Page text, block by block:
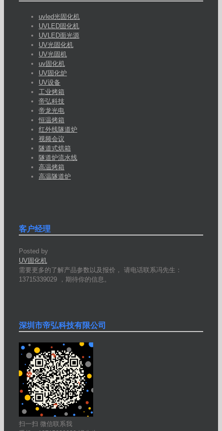
uvled光固化机
UVLED固化机
UVLED面光源
UV光固化机
UV光固机
uv固化机
UV固化炉
UV设备
工业烤箱
帝弘科技
帝龙光电
恒温烤箱
红外线隧道炉
视频会议
隧道式烘箱
隧道炉流水线
高温烤箱
高温隧道炉
客户经理
Posted by
UV固化机
需要更多的了解产品参数以及报价， 请电话联系冯先生：
13715339029 ，期待你的信息。
深圳市帝弘科技有限公司
扫一扫 微信联系我